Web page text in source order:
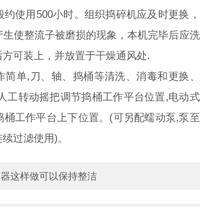
使用500小时。组织捣碎机应及时更换，
生使整流子被磨损的现象，本机完毕后应洗
可装上，并放置于干燥通风处.
单,刀、轴、捣桶等清洗、消毒和更换、
工转动摇把调节捣桶工作平台位置,电动式
桶工作平台上下位置。(可另配蠕动泵,泵至
过滤使用)。
这样做可以保持整洁